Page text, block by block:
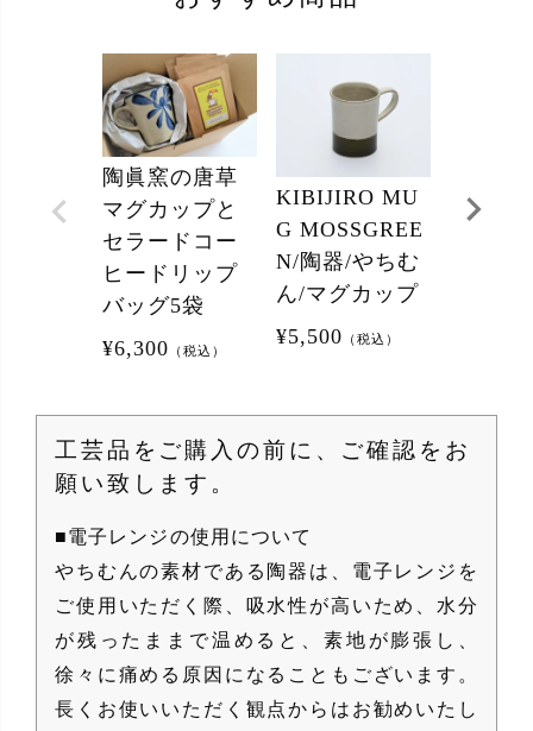
陶眞窯の唐草
マグカップと
セラードコー
ヒードリップ
バッグ5袋
¥6,300 （税込）
KIBIJIRO MU
G MOSSGREE
N/陶器/やちむ
ん/マグカップ
¥5,500 （税込）
（大
工芸品をご購入の前に、ご確認をお
願い致します。
■電子レンジの使用について
やちむんの素材である陶器は、電子レンジを
ご使用いただく際、吸水性が高いため、水分
が残ったままで温めると、素地が膨張し、
徐々に痛める原因になることもございます。
長くお使いいただく観点からはお勧めいたし